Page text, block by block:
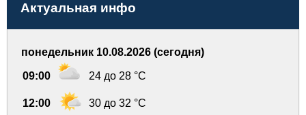
Актуальная инфо
понедельник 10.08.2026 (сегодня)
09:00 24 до 28 °C
12:00 30 до 32 °C